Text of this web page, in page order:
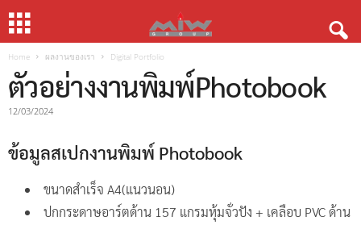
Home ผลงานของเรา Digital Portfolio
ตัวอย่างงานพิมพ์Photobook
12/03/2024
ข้อมูลสเปกงานพิมพ์ Photobook
ขนาดสำเร็จ A4(แนวนอน)
ปกกระดาษอาร์ตด้าน 157 แกรมหุ้มจั่วปัง + เคลือบ PVC ด้าน